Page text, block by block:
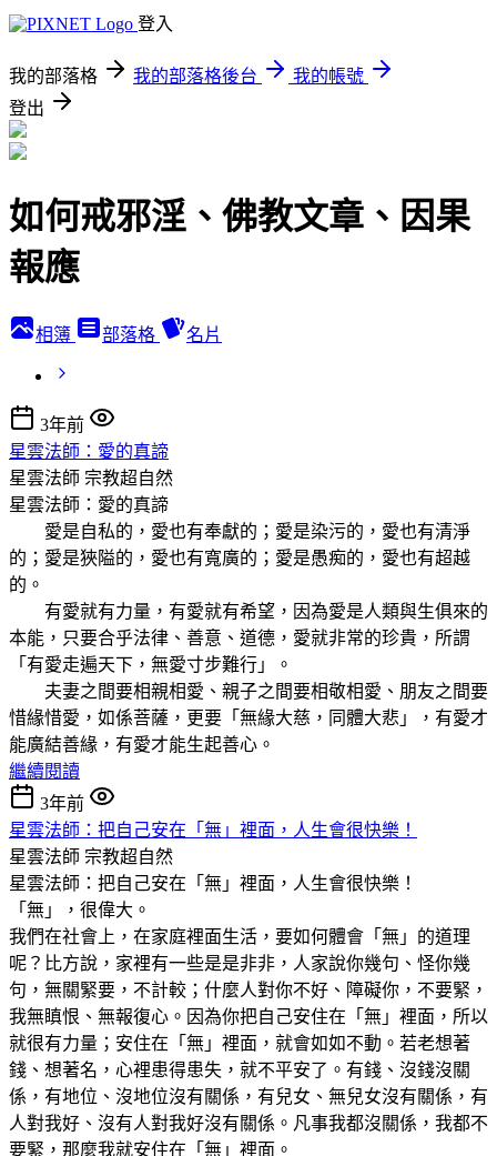
登入
我的部落格 我的部落格後台
我的帳號
登出
如何戒邪淫、佛教文章、因果
報應
相簿 部落格 名片
3年前
星雲法師：愛的真諦
星雲法師 宗教超自然
星雲法師：愛的真諦
愛是自私的，愛也有奉獻的；愛是染污的，愛也有清淨
的；愛是狹隘的，愛也有寬廣的；愛是愚痴的，愛也有超越
的。
有愛就有力量，有愛就有希望，因為愛是人類與生俱來的
本能，只要合乎法律、善意、道德，愛就非常的珍貴，所謂
「有愛走遍天下，無愛寸步難行」。
夫妻之間要相親相愛、親子之間要相敬相愛、朋友之間要
惜緣惜愛，如係菩薩，更要「無緣大慈，同體大悲」，有愛才
能廣結善緣，有愛才能生起善心。
繼續閱讀
3年前
星雲法師：把自己安在「無」裡面，人生會很快樂！
星雲法師 宗教超自然
星雲法師：把自己安在「無」裡面，人生會很快樂！
「無」，很偉大。
我們在社會上，在家庭裡面生活，要如何體會「無」的道理
呢？比方說，家裡有一些是是非非，人家說你幾句、怪你幾
句，無關緊要，不計較；什麼人對你不好、障礙你，不要緊，
我無瞋恨、無報復心。因為你把自己安住在「無」裡面，所以
就很有力量；安住在「無」裡面，就會如如不動。若老想著
錢、想著名，心裡患得患失，就不平安了。有錢、沒錢沒關
係，有地位、沒地位沒有關係，有兒女、無兒女沒有關係，有
人對我好、沒有人對我好沒有關係。凡事我都沒關係，我都不
要緊，那麼我就安住在「無」裡面。